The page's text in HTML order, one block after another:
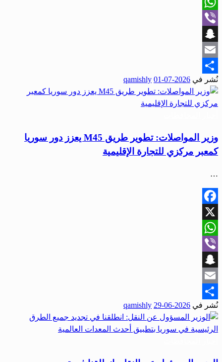
X
WhatsApp
Viber
Snapchat
Email
Share
نُشر في 2026-07-01
qamishly
وزير المواصلات: تطوير طريق M45 يعزز دور سوريا
كمعبر مركزي للتجارة الإقليمية
…
Facebook
X
WhatsApp
Viber
Snapchat
Email
Share
نُشر في 2026-06-29
qamishly